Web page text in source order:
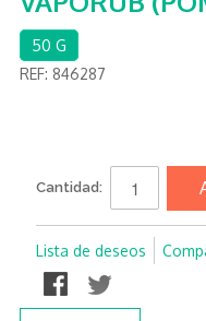
50 G
REF: 846287
Cantidad:
Lista de deseos